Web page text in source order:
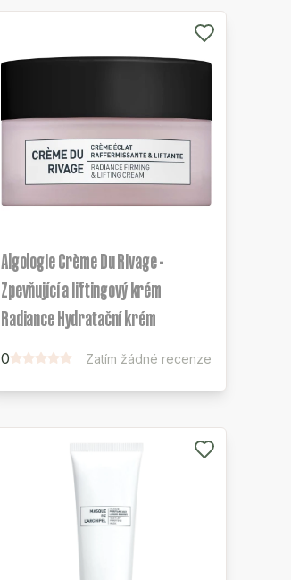
Algologie Crème Du Rivage -
Zpevňující a liftingový krém
Radiance Hydratační krém
0 Zatím žádné recenze